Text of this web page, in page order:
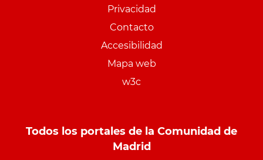
Privacidad
Contacto
Accesibilidad
Mapa web
w3c
Todos los portales de la Comunidad de
Madrid